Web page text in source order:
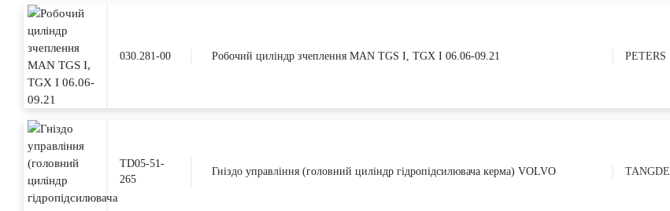
030.281-00 Робочий циліндр зчеплення MAN TGS I, TGX I 06.06-09.21 PETERS
TD05-51-
265
Гніздо управління (головний циліндр гідропідсилювача керма) VOLVO TANGDE